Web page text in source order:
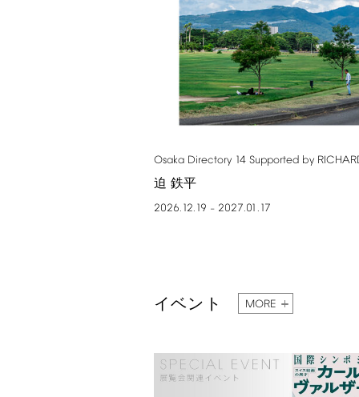
Osaka Directory 14 Supported by
迫 鉄平
2026.12.19 – 2027.01.17
イベント MORE